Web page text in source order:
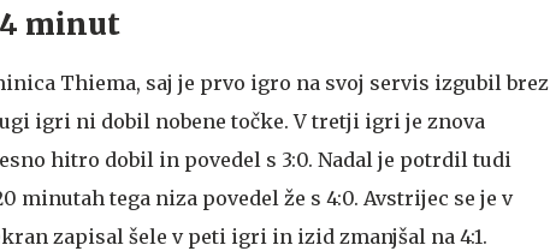
minut
Thiema, saj je prvo igro na svoj servis izgubil brez
igri ni dobil nobene točke. V tretji igri je znova
hitro dobil in povedel s 3:0. Nadal je potrdil tudi
minutah tega niza povedel že s 4:0. Avstrijec se je v
zapisal šele v peti igri in izid zmanjšal na 4:1.